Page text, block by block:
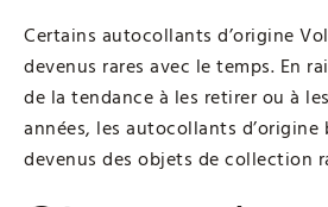
Certains autocollants d’origine
devenus rares avec le temps. En
de la tendance à les retirer ou à
années, les autocollants
devenus des objets de collection